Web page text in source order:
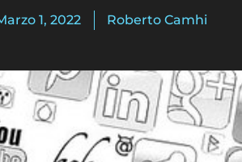
1, 2022 Roberto Camhi